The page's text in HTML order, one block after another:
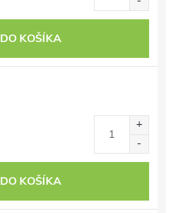
DO KOŠÍKA
DO KOŠÍKA